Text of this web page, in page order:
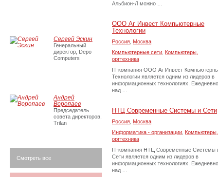
Альбион-Л можно …
ООО Аг Инвест Компьютерные
Технологии
Россия Москва
Компьютерные сети Компьютеры,
оргтехника
IT-компания ООО Аг Инвест
Технологии является одним из лидеров в
информационных технологиях. Ежедневно
над …
НТЦ Современные Системы и Сети
Россия Москва
Информатика - организации Компьютеры,
оргтехника
IT-компания НТЦ Современные Системы
Сети является одним из лидеров в
информационных технологиях. Ежедневно
над …
Сергей Эскин
Генеральный
директор, Depo
Computers
Андрей
Воропаев
Председатель
совета директоров,
Trilan
Смотреть все